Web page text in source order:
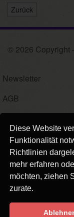
Diese Website
Funktionalität
Richtlinien
mehr erfahren
möchten, ziehen
zurate.
Zurück
© 2026 Copyright
Newsletter
AGB
Versand
Kontakt
Links